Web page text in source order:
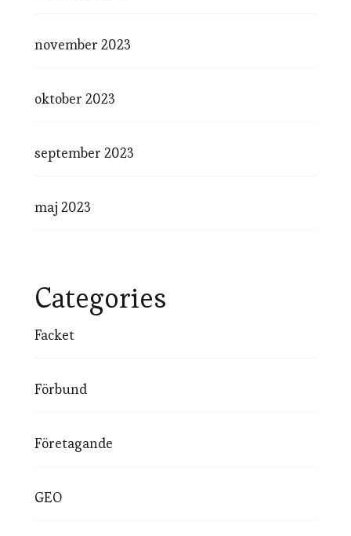
november 2023
oktober 2023
september 2023
maj 2023
Categories
Facket
Förbund
Företagande
GEO